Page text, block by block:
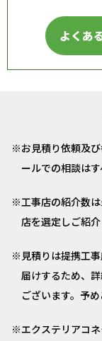
よくあ
お見積り依頼及
ールでの相談はす
工事店の紹介数
店を選定しご紹介
見積りは提携工
届けするため、
ございます。予め
エクステリアコ